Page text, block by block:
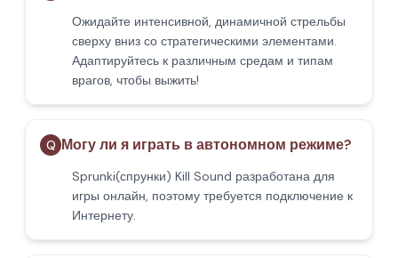
Ожидайте интенсивной, динамичной стрельбы
сверху вниз со стратегическими элементами.
Адаптируйтесь к различным средам и типам
врагов, чтобы выжить!
Q Могу ли я играть в автономном режиме?
Sprunki(спрунки) Kill Sound разработана для
игры онлайн, поэтому требуется подключение к
Интернету.